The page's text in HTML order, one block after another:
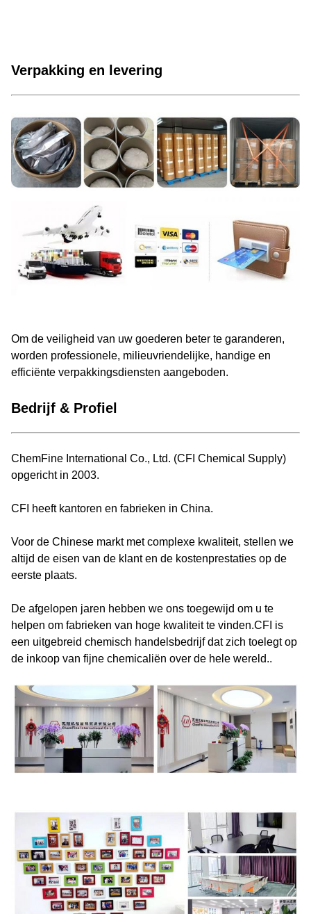
Verpakking en levering
Om de veiligheid van uw goederen beter te garanderen,
worden professionele, milieuvriendelijke, handige en
efficiënte verpakkingsdiensten aangeboden.
Bedrijf & Profiel
ChemFine International Co., Ltd. (CFI Chemical Supply)
opgericht in 2003.
CFI heeft kantoren en fabrieken in China.
Voor de Chinese markt met complexe kwaliteit, stellen we
altijd de eisen van de klant en de kostenprestaties op de
eerste plaats.
De afgelopen jaren hebben we ons toegewijd om u te
helpen om fabrieken van hoge kwaliteit te vinden.CFI is
een uitgebreid chemisch handelsbedrijf dat zich toelegt op
de inkoop van fijne chemicaliën over de hele wereld..